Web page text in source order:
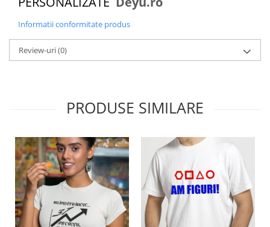
Informatii conformitate produs
Review-uri(0)
PRODUSE SIMILARE